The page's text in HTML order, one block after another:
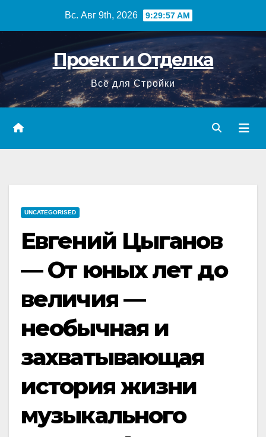
Вс. Авг 9th, 2026 9:29:58 AM
Проект и Отделка
Всё для Стройки
UNCATEGORISED
Евгений Цыганов
— От юных лет до
величия —
необычная и
захватывающая
история жизни
музыкального